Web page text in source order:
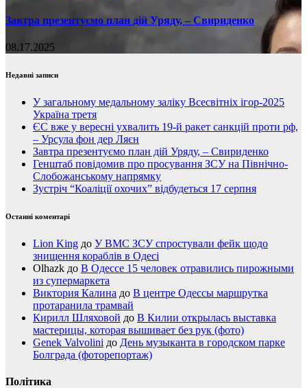
Завтра презентуємо план дій Уряду, – Свириденко
08.17.2025
Недавні записи
У загальному медальному заліку Всесвітніх ігор-2025
Україна третя
ЄС вже у вересні ухвалить 19-й ракет санкцій проти рф,
– Урсула фон дер Ляєн
Завтра презентуємо план дій Уряду, – Свириденко
Генштаб повідомив про просування ЗСУ на Північно-
Слобожанському напрямку
Зустріч “Коаліції охочих” відбудеться 17 серпня
Останні коментарі
Lion King до У ВМС ЗСУ спростували фейк щодо
знищення кораблів в Одесі
Olhazk до В Одессе 15 человек отравились пирожными
из супермаркета
Виктория Калина до В центре Одессы маршрутка
протаранила трамвай
Кирилл Шляховой до В Килии открылась выставка
мастерицы, которая вышивает без рук (фото)
Genek Valvolini до День музыканта в городском парке
Болграда (фоторепортаж)
Політика